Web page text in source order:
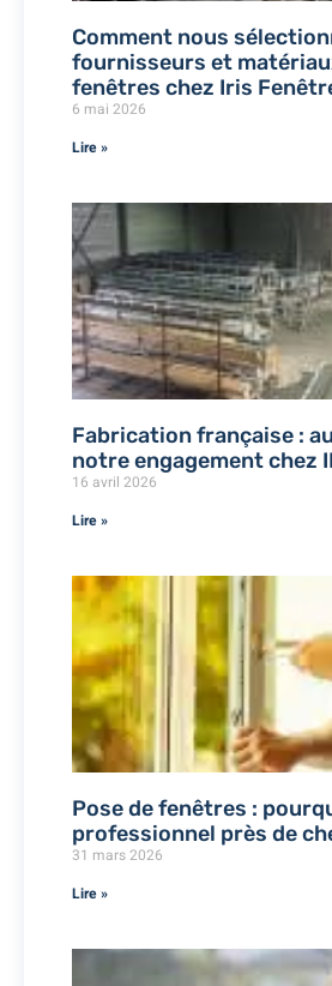
Comment nous
fournisseurs et
fenêtres chez Iris
6 mai 2026
Lire »
Fabrication française :
notre engagement chez
16 avril 2026
Lire »
Pose de fenêtres :
professionnel près de
31 mars 2026
Lire »